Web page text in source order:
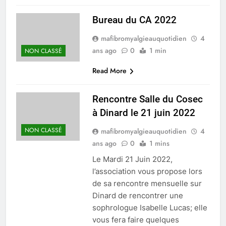
NON CLASSÉ
Bureau du CA 2022
mafibromyalgieauquotidien
4
ans ago
0
1 min
Read More
NON CLASSÉ
Rencontre Salle du Cosec
à Dinard le 21 juin 2022
mafibromyalgieauquotidien
4
ans ago
0 1 mins
Le Mardi 21 Juin 2022,
l’association vous propose lors
de sa rencontre mensuelle sur
Dinard de rencontrer une
sophrologue Isabelle Lucas; elle
vous fera faire quelques